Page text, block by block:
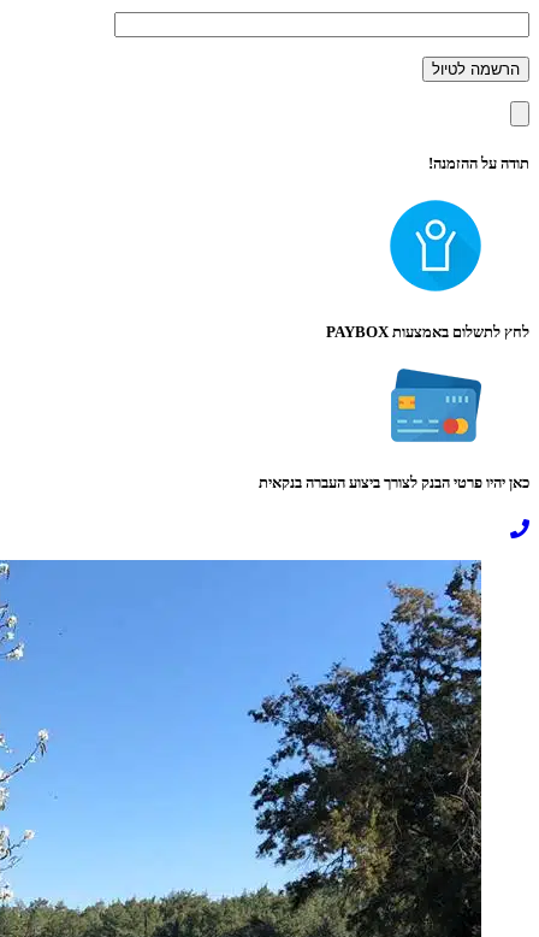
תודה על ההזמנה!
לחץ לתשלום באמצעות PAYBOX
כאן יהיו פרטי הבנק לצורך ביצוע העברה בנקאית